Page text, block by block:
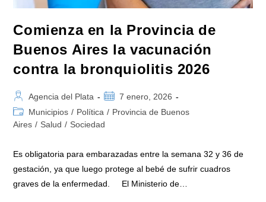
Comienza en la Provincia de
Buenos Aires la vacunación
contra la bronquiolitis 2026
Autor
de
la
Agencia del Plata
Publicación
de
la
7 enero, 2026
Categoría
de
Municipios / Política / Provincia de Buenos
Aires / Salud / Sociedad
Es obligatoria para embarazadas entre la semana 32 y 36 de
gestación, ya que luego protege al bebé de sufrir cuadros
graves de la enfermedad. El Ministerio de…